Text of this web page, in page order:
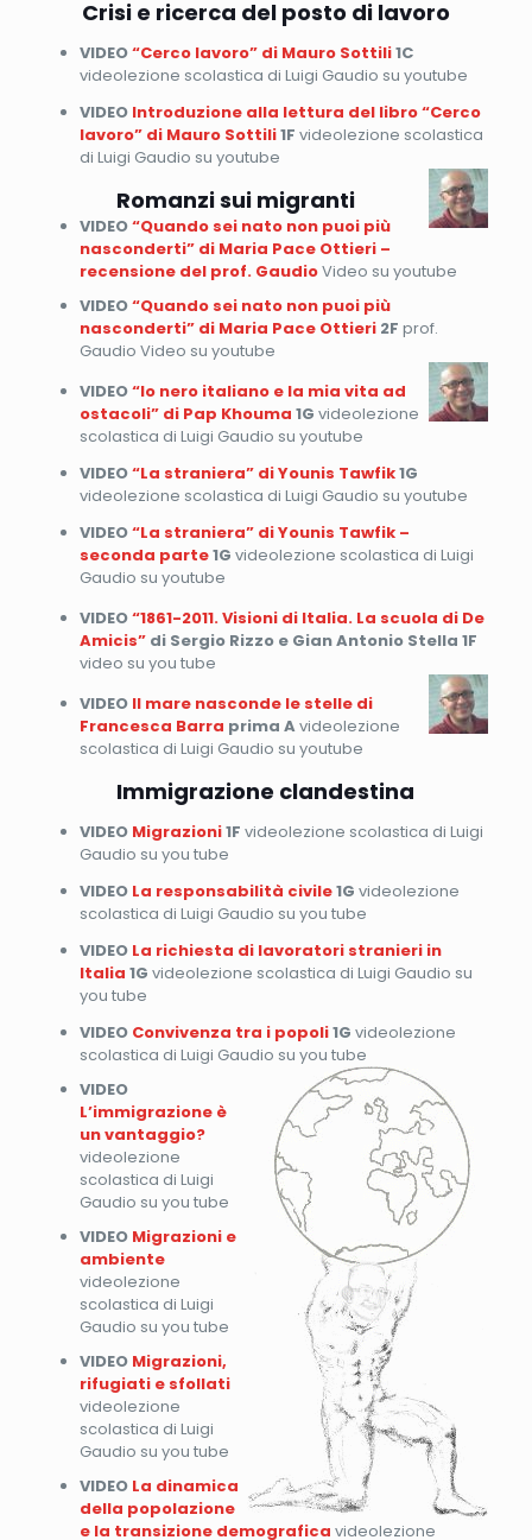
Crisi e ricerca del posto di lavoro
VIDEO“Cerco lavoro” di Mauro Sottili1C
videolezione scolastica di Luigi Gaudio su youtube
VIDEO Introduzione alla lettura del libro “Cerco
lavoro” di Mauro Sottili1F videolezione scolastica
di Luigi Gaudio su youtube
Romanzi sui migranti
VIDEO“Quando sei nato non puoi più
nasconderti” di Maria Pace Ottieri –
recensione del prof. GaudioVideo su youtube
VIDEO“Quando sei nato non puoi più
nasconderti” di Maria Pace Ottieri2F prof.
Gaudio Video su youtube
VIDEO“Io nero italiano e la mia vita ad
ostacoli” di Pap Khouma 1G videolezione
scolastica di Luigi Gaudio su youtube
VIDEO“La straniera” di Younis Tawfik1G
videolezione scolastica di Luigi Gaudio su youtube
VIDEO“La straniera” di Younis Tawfik –
seconda parte1G videolezione scolastica di Luigi
Gaudio su youtube
VIDEO“1861-2011. Visioni di Italia. La scuola di De
Amicis”di Sergio Rizzo e Gian Antonio Stella 1F
video su you tube
VIDEO Il mare nasconde le stelle di
Francesca Barra prima Avideolezione
scolastica di Luigi Gaudio su youtube
Immigrazione clandestina
VIDEO Migrazioni1F videolezione scolastica di Luigi
Gaudio su you tube
VIDEO La responsabilità civile1G videolezione
scolastica di Luigi Gaudio su you tube
VIDEO La richiesta di lavoratori stranieri in
Italia 1G videolezione scolastica di Luigi Gaudio su
you tube
VIDEO Convivenza tra i popoli1G videolezione
scolastica di Luigi Gaudio su you tube
VIDEO
L’immigrazione è
un vantaggio?
videolezione
scolastica di Luigi
Gaudio su you tube
VIDEO Migrazioni e
ambiente
videolezione
scolastica di Luigi
Gaudio su you tube
VIDEO Migrazioni,
rifugiati e sfollati
videolezione
scolastica di Luigi
Gaudio su you tube
VIDEO La dinamica
della popolazione
e la transizione demografica videolezione